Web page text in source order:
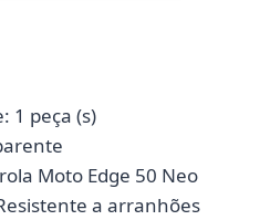
1 peça (s)
Moto Edge 50 Neo
a arranhões